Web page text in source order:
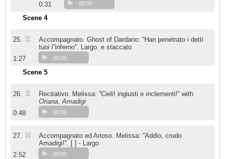
0:31
00:00
Scene 4
25. 52
Accompagnato. Ghost of Dardano: ''Han penetrato i detti
tuoi l''inferno''. Largo. e staccato
1:27
00:00
Scene 5
26. 53
Recitativo. Melissa: ''Cieli! ingiusti e inclementi!'' with
Oriana, Amadigi
0:48
00:00
27. 54
Accompagnato ed Arioso. Melissa: ''Addio, crudo
Amadigi!''. [ ] - Largo
2:52
00:00